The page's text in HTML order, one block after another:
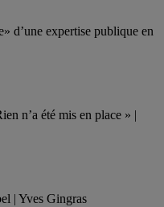
d’une expertise publique en
n’a été mis en place » |
| Yves Gingras